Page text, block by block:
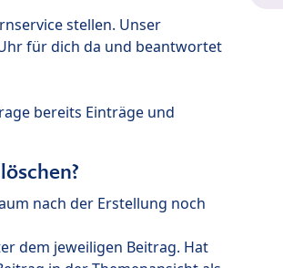
stellen. Unser
für dich da und beantwortet
bereits Einträge und
nach der Erstellung noch
dem jeweiligen Beitrag. Hat